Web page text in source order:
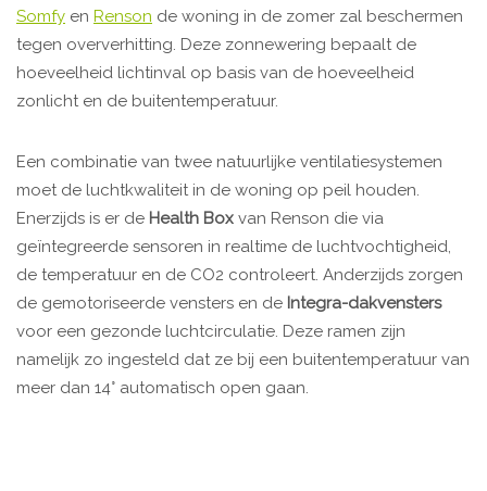
Somfy en Renson de woning in de zomer zal beschermen
tegen oververhitting. Deze zonnewering bepaalt de
hoeveelheid lichtinval op basis van de hoeveelheid
zonlicht en de buitentemperatuur.
Een combinatie van twee natuurlijke ventilatiesystemen
moet de luchtkwaliteit in de woning op peil houden.
Enerzijds is er de Health Box van Renson die via
geïntegreerde sensoren in realtime de luchtvochtigheid,
de temperatuur en de CO2 controleert. Anderzijds zorgen
de gemotoriseerde vensters en de Integra-dakvensters
voor een gezonde luchtcirculatie. Deze ramen zijn
namelijk zo ingesteld dat ze bij een buitentemperatuur van
meer dan 14° automatisch open gaan.